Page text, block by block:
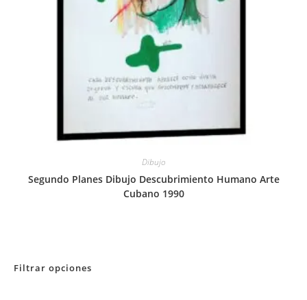
Dibujo
Segundo Planes Dibujo Descubrimiento Humano Arte
Cubano 1990
Filtrar opciones